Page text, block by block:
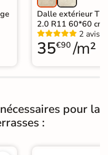
Dalle extérieur
2.0 R11 60*60 cm
2 avis
35€90 /m²
pour la
: